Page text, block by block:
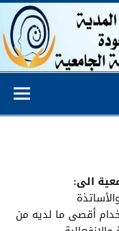
المساعدة
الى:
أقصى ما لديه من